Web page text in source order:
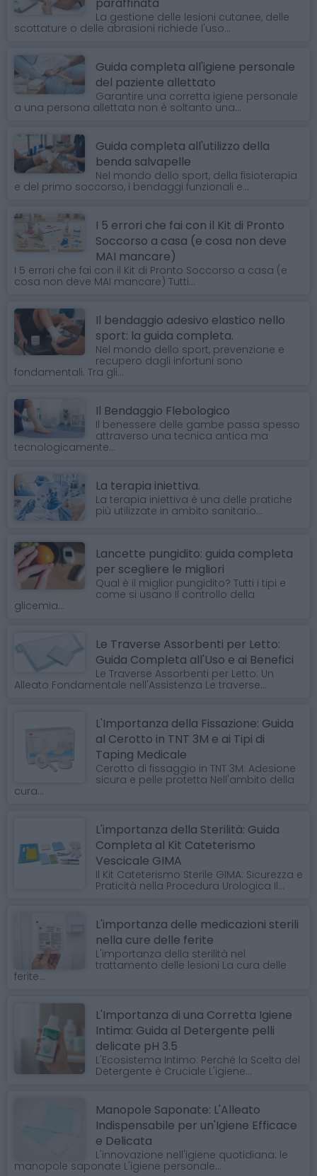
La gestione delle lesioni cutanee, delle
scottature o delle abrasioni richiede l'uso...
Guida completa all'igiene personale
del paziente allettato
Garantire una corretta igiene personale
a una persona allettata non è soltanto una...
Guida completa all'utilizzo della
benda salvapelle
Nel mondo dello sport, della fisioterapia
e del primo soccorso, i bendaggi funzionali e...
I 5 errori che fai con il Kit di Pronto
Soccorso a casa (e cosa non deve
MAI mancare)
I 5 errori che fai con il Kit di Pronto Soccorso a casa (e
cosa non deve MAI mancare) Tutti...
Il bendaggio adesivo elastico nello
sport: la guida completa.
Nel mondo dello sport, prevenzione e
recupero dagli infortuni sono
fondamentali. Tra gli...
Il Bendaggio Flebologico
Il benessere delle gambe passa spesso
attraverso una tecnica antica ma
tecnologicamente...
La terapia iniettiva.
La terapia iniettiva è una delle pratiche
più utilizzate in ambito sanitario...
Lancette pungidito: guida completa
per scegliere le migliori
Qual è il miglior pungidito? Tutti i tipi e
come si usano Il controllo della
glicemia...
Le Traverse Assorbenti per Letto:
Guida Completa all'Uso e ai Benefici
Le Traverse Assorbenti per Letto: Un
Alleato Fondamentale nell'Assistenza Le traverse...
L'Importanza della Fissazione: Guida
al Cerotto in TNT 3M e ai Tipi di
Taping Medicale
Cerotto di fissaggio in TNT 3M: Adesione
sicura e pelle protetta Nell'ambito della
cura...
L'importanza della Sterilità: Guida
Completa al Kit Cateterismo
Vescicale GIMA
Il Kit Cateterismo Sterile GIMA: Sicurezza e
Praticità nella Procedura Urologica Il...
L'importanza delle medicazioni sterili
nella cure delle ferite
L'importanza della sterilità nel
trattamento delle lesioni La cura delle
ferite...
L'Importanza di una Corretta Igiene
Intima: Guida al Detergente pelli
delicate pH 3.5
L'Ecosistema Intimo: Perché la Scelta del
Detergente è Cruciale L'igiene...
Manopole Saponate: L'Alleato
Indispensabile per un'Igiene Efficace
e Delicata
L'innovazione nell'igiene quotidiana: le
manopole saponate L'igiene personale...